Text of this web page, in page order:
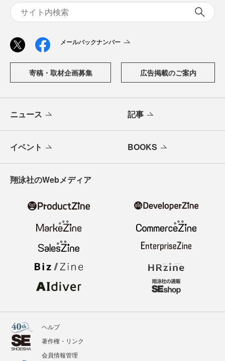
メールバックナンバー
寄稿・取材企画募集 広告掲載のご案内
ニュース 記事
イベント BOOKS
翔泳社のWebメディア
ヘルプ
著作権・リンク
会員情報管理